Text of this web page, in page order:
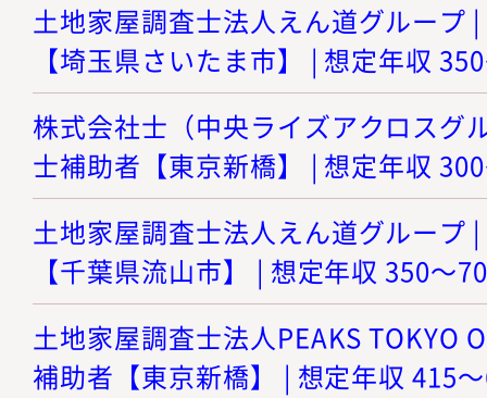
土地家屋調査士法人えん道グループ
【埼玉県さいたま市】 | 想定年収
株式会社士（中央ライズアクロスグ
士補助者【東京新橋】 | 想定年収
土地家屋調査士法人えん道グループ
【千葉県流山市】 | 想定年収 350～
土地家屋調査士法人PEAKS TOKYO
補助者【東京新橋】 | 想定年収 415